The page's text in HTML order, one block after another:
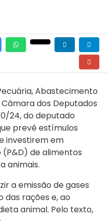
Abastecimento
dos Deputados
24, do deputado
prevê estímulos
investirem em
de alimentos
animais.
a emissão de gases
das rações e, ao
animal. Pelo texto,